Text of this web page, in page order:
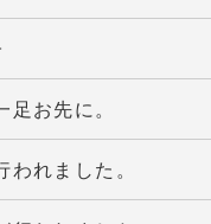
足お先に。
われました。